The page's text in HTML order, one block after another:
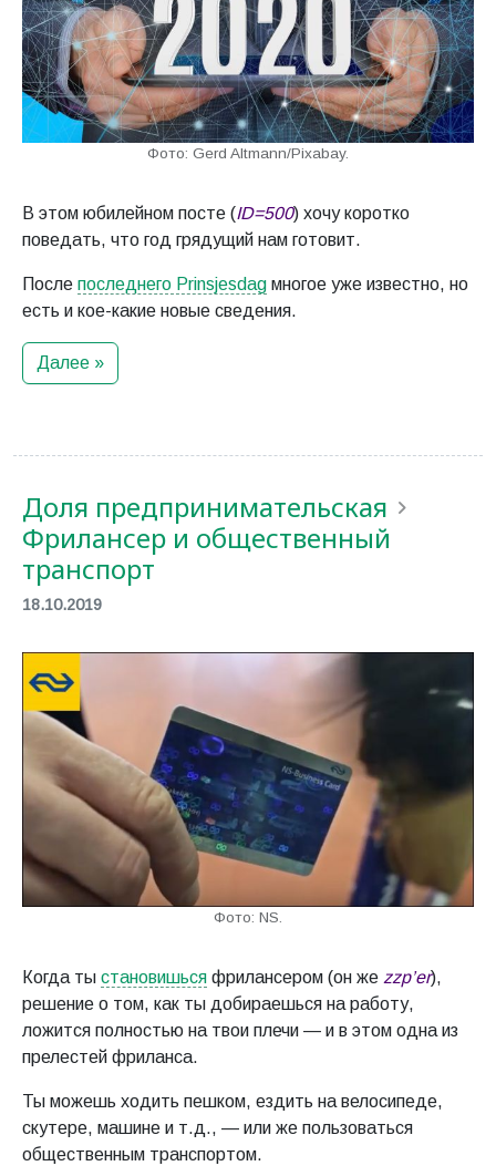
Фото: Gerd Altmann/Pixabay.
В этом юбилейном посте (ID=500) хочу коротко
поведать, что год грядущий нам готовит.
После последнего Prinsjesdag многое уже известно, но
есть и кое-какие новые сведения.
Далее »
Доля предпринимательская
Фрилансер и общественный
транспорт
18.10.2019
Фото: NS.
Когда ты становишься фрилансером (он же zzp’er),
решение о том, как ты добираешься на работу,
ложится полностью на твои плечи — и в этом одна из
прелестей фриланса.
Ты можешь ходить пешком, ездить на велосипеде,
скутере, машине и т.д., — или же пользоваться
общественным транспортом.